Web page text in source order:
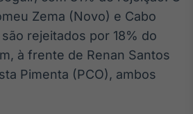
conteúdos e
dados
Broadcast
Ticker
Zema (Novo) e Cabo
rejeitados por 18% do
à frente de Renan Santos
Pimenta (PCO), ambos